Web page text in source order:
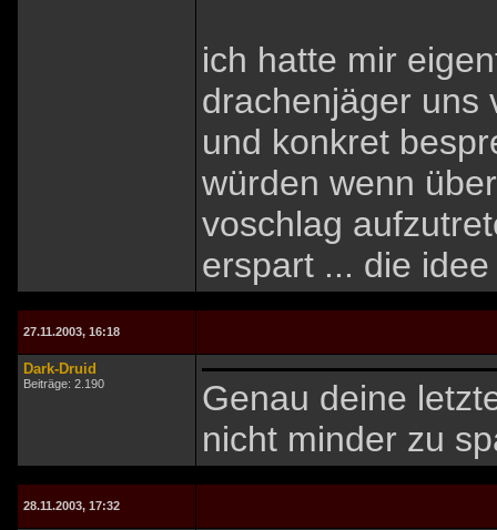
ich hatte mir
drachenjäger uns
und konkret
würden wenn
voschlag
erspart ... die
27.11.2003, 16:18
Dark-Druid
Beiträge: 2.190
Genau deine
nicht minder zu
28.11.2003, 17:32